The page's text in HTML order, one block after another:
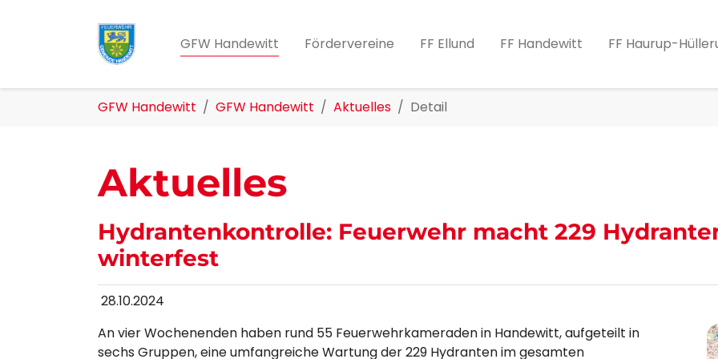
GFW Handewitt
Fördervereine FF Ellund FF Handewitt FF Haurup-
GFW Handewitt GFW Handewitt Aktuelles Detail
Aktuelles
Hydrantenkontrolle: Feuerwehr macht 229
winterfest
28.10.2024
An vier Wochenenden haben rund 55 Feuerwehrkameraden in Handewitt, aufgeteilt in
sechs Gruppen, eine umfangreiche Wartung der 229 Hydranten im gesamten